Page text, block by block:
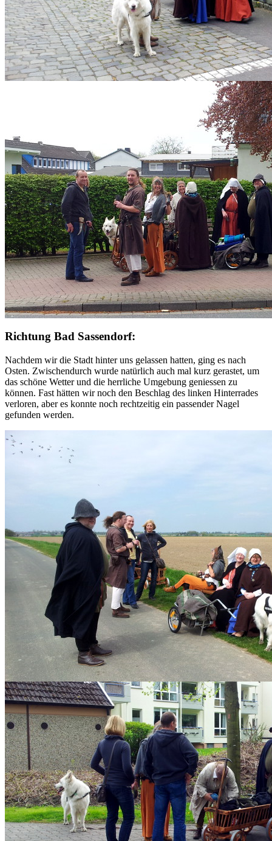
Richtung Bad Sassendorf:
Nachdem wir die Stadt hinter uns gelassen hatten, ging es nach
Osten. Zwischendurch wurde natürlich auch mal kurz gerastet, um
das schöne Wetter und die herrliche Umgebung geniessen zu
können. Fast hätten wir noch den Beschlag des linken Hinterrades
verloren, aber es konnte noch rechtzeitig ein passender Nagel
gefunden werden.